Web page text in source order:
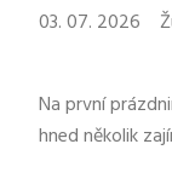
03. 07. 2026
Na první
hned několik